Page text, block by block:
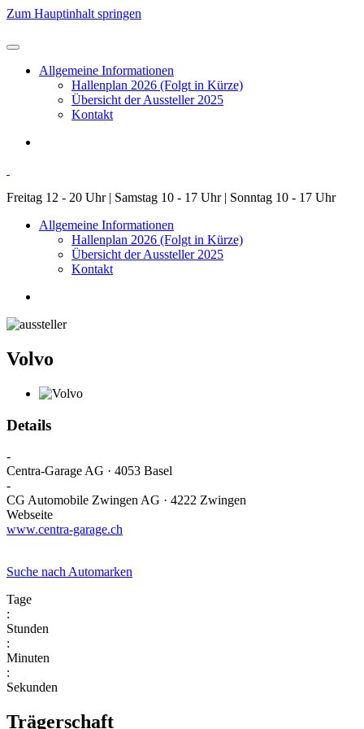
Zum Hauptinhalt springen
Allgemeine Informationen
Hallenplan 2026 (Folgt in Kürze)
Übersicht der Aussteller 2025
Kontakt
Freitag 12 - 20 Uhr | Samstag 10 - 17 Uhr | Sonntag 10 - 17 Uhr
Allgemeine Informationen
Hallenplan 2026 (Folgt in Kürze)
Übersicht der Aussteller 2025
Kontakt
Volvo
Details
-
Centra-Garage AG · 4053 Basel
-
CG Automobile Zwingen AG · 4222 Zwingen
Webseite
www.centra-garage.ch
Suche nach Automarken
Tage
:
Stunden
:
Minuten
:
Sekunden
Trägerschaft